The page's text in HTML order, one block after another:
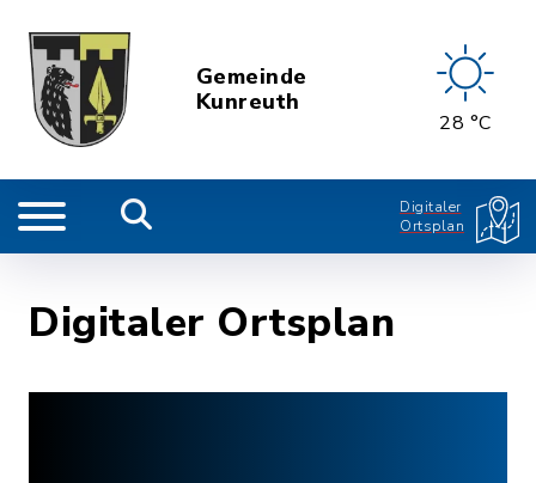
Gemeinde
Kunreuth
28 °C
Digitaler
Ortsplan
Digitaler Ortsplan